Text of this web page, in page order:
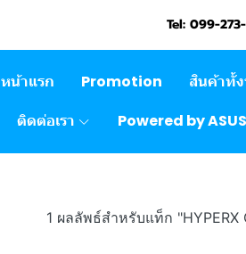
Tel: 099-
หน้าแรก Promotion สินค้าทั้
ติดต่อเรา
Powered by ASUS
1 ผลลัพธ์สำหรับแท็ก "HYPERX